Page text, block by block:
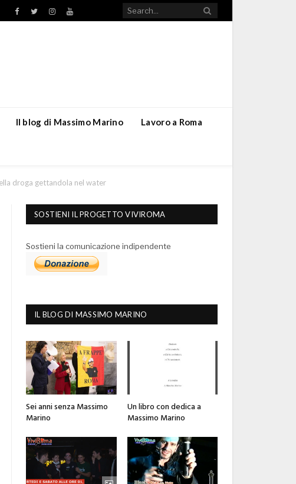
Facebook
TwitterInstagramYouTube
Il blog di Massimo Marino Lavoro a Roma
droga gettandola nel water
SOSTIENI IL PROGETTO VIVIROMA
Sostieni la comunicazione indipendente
IL BLOG DI MASSIMO MARINO
Sei anni senza Massimo
Marino
Un libro con dedica a
Massimo Marino